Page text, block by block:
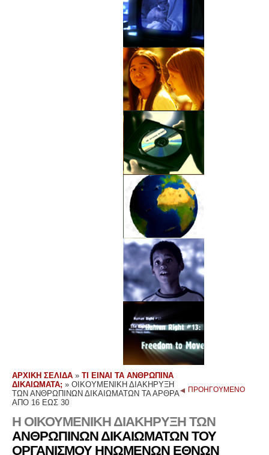
ΑΡΧΙΚΗ ΣΕΛΙΔΑ » ΤΙ ΕΙΝΑΙ ΤΑ ΑΝΘΡΩΠΙΝΑ
ΔΙΚΑΙΩΜΑΤΑ; » ΟΙΚΟΥΜΕΝΙΚΗ ΔΙΑΚΗΡΥΞΗ
ΤΩΝ ΑΝΘΡΩΠΙΝΩΝ ΔΙΚΑΙΩΜΑΤΩΝ ΤΑ ΑΡΘΡΑ
ΑΠΟ 16 ΕΩΣ 30
ΠΡΟΗΓΟΥΜΕΝΟ
Η ΟΙΚΟΥΜΕΝΙΚΗ ΔΙΑΚΗΡΥΞΗ ΤΩΝ
ΑΝΘΡΩΠΙΝΩΝ ΔΙΚΑΙΩΜΑΤΩΝ ΤΟΥ
ΟΡΓΑΝΙΣΜΟΥ ΗΝΩΜΕΝΩΝ ΕΘΝΩΝ